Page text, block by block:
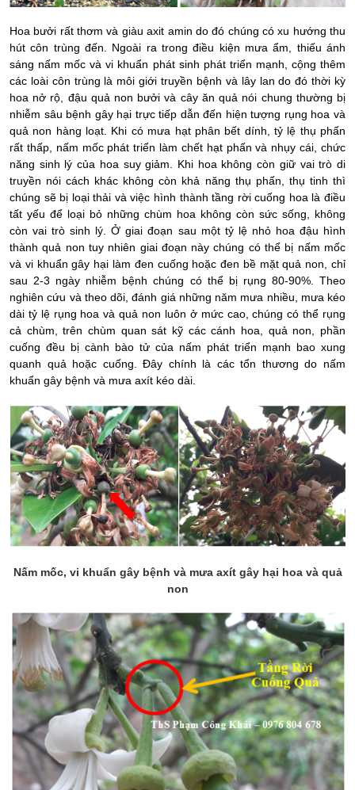
Hoa bưởi rất thơm và giàu axit amin do đó chúng có xu hướng thu
hút côn trùng đến. Ngoài ra trong điều kiện mưa ẩm, thiếu ánh
sáng nấm mốc và vi khuẩn phát sinh phát triển mạnh, cộng thêm
các loài côn trùng là môi giới truyền bệnh và lây lan do đó thời kỳ
hoa nở rộ, đậu quả non bưởi và cây ăn quả nói chung thường bị
nhiễm sâu bệnh gây hại trực tiếp dẫn đến hiện tượng rụng hoa và
quả non hàng loạt. Khi có mưa hạt phân bết dính, tỷ lệ thụ phấn
rất thấp, nấm mốc phát triển làm chết hạt phấn và nhụy cái, chức
năng sinh lý của hoa suy giảm. Khi hoa không còn giữ vai trò di
truyền nói cách khác không còn khả năng thụ phấn, thụ tinh thì
chúng sẽ bị loại thải và việc hình thành tầng rờicuống hoa là điều
tất yếu để loại bỏ những chùm hoa không còn sức sống, không
còn vai trò sinh lý. Ở giai đoạn sau một tỷ lệ nhỏ hoa đậu hình
thành quả non tuy nhiên giai đoạn này chúng có thể bị nấm mốc
và vi khuẩn gây hại làm đen cuống hoặc đen bề mặt quả non, chỉ
sau 2-3 ngày nhiễm bệnh chúng có thể bị rụng 80-90%. Theo
nghiên cứu và theo dõi, đánh giá những năm mưa nhiều, mưa kéo
dài tỷ lệ rụng hoa và quả non luôn ở mức cao, chúng có thể rụng
cả chùm, trên chùm quan sát kỹ các cánh hoa, quả non, phần
cuống đều bị cành bào tử của nấm phát triển mạnh bao xung
quanh quả hoặc cuống. Đây chính là các tổn thương do nấm
khuẩn gây bệnh và mưa axít kéo dài.
Nấm mốc, vi khuẩn gây bệnh và mưa axít gây hại hoa và quả
non